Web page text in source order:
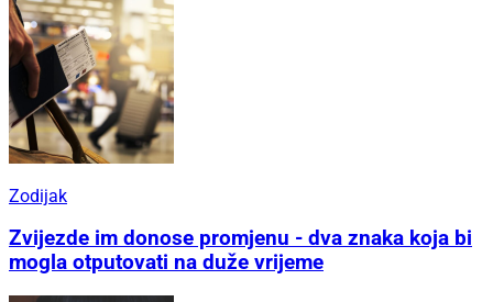
Zodijak
Zvijezde im donose promjenu - dva znaka koja bi
mogla otputovati na duže vrijeme